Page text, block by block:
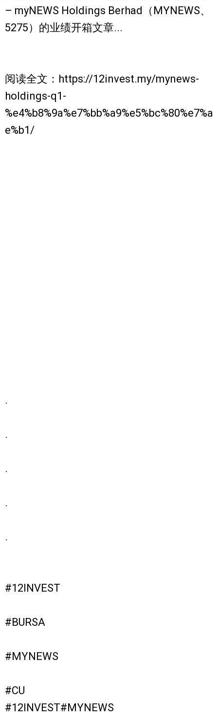
– myNEWS Holdings Berhad（MYNEWS、
5275）的业绩开箱文章...
阅读全文：https://12invest.my/mynews-
holdings-q1-
%e4%b8%9a%e7%bb%a9%e5%bc%80%e7%a
e%b1/
.
.
.
.
.
#12INVEST
#BURSA
#MYNEWS
#CU
#12INVEST#MYNEWS